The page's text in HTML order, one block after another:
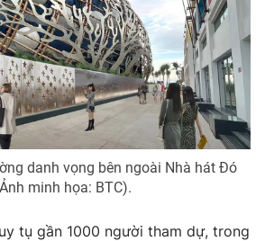
English
danh vọng bên ngoài Nhà hát Đó
minh họa: BTC).
tụ gần 1000 người tham dự, trong